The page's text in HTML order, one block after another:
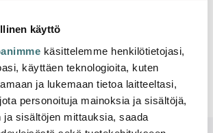
käyttö
käsittelemme henkilötietojasi,
käyttäen teknologioita, kuten
ja lukemaan tietoa laitteeltasi,
personoituja mainoksia ja sisältöjä,
ja sisältöjen mittauksia, saada